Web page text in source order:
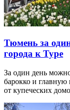
Тюмень за
города к Туре
За один день
барокко и
от купеческих